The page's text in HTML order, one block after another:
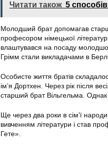
Читати також 5
Молодший брат допомагав
професором німецької
влаштувався на посаду
Грімм стали викладачами в
Особисте життя братів
ім’я Дортхен. Через рік після
старший брат Вільгельма.
Ще через два роки в сім’ї
вивченням літератури і став
Гете».